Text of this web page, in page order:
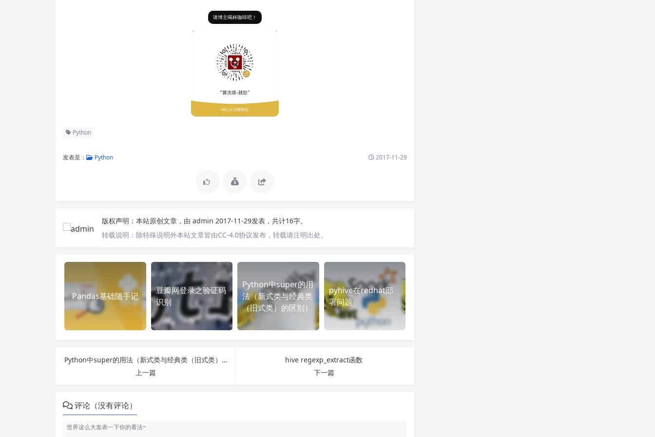
请博主喝杯咖啡吧！
Python
发表至： Python 2017-11-29
版权声明： 本站原创文章，由 admin 2017-11-29发表，共计16字。
转载说明： 除特殊说明外本站文章皆由CC-4.0协议发布，转载请注明出处。
Pandas基础随手记
豆瓣网登录之验证码
识别
Python中super的用
法（新式类与经典类
（旧式类）的区别）
pyhive在redhat部
署问题
Python中super的用法（新式类与经典类（旧式类）的区别）
上一篇
hive regexp_extract函数
下一篇
评论（没有评论）